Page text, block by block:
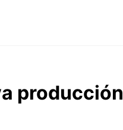
producción